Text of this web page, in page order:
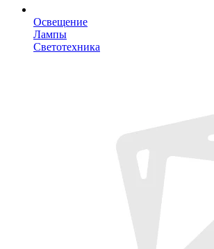
Освещение
Лампы
Светотехника